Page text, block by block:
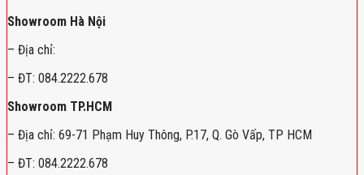
Showroom Hà Nội
– Địa chỉ:
– ĐT: 084.2222.678
Showroom TP.HCM
– Địa chỉ: 69-71 Phạm Huy Thông, P.17, Q. Gò Vấp, TP HCM
– ĐT: 084.2222.678